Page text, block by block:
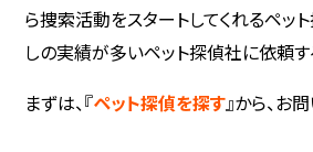
ら捜索活動をスタートしてくれるペッ
しの実績が多いペット探偵社に依頼す
まずは、『ペット探偵を探す』から、お